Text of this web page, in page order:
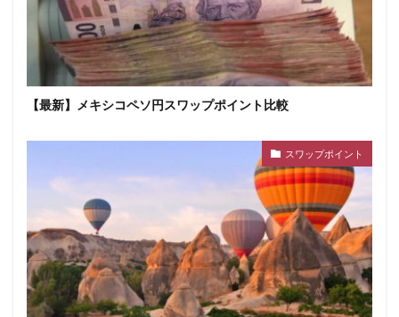
【最新】メキシコペソ円スワップポイント比較
スワップポイント